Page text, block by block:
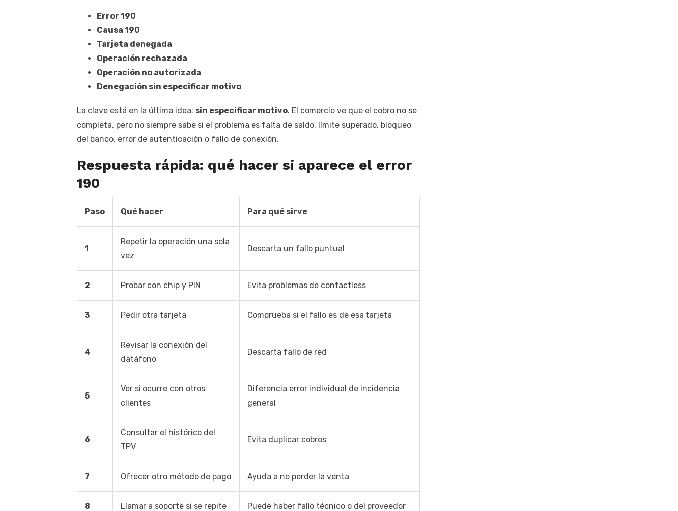
Error 190
Causa 190
Tarjeta denegada
Operación rechazada
Operación no autorizada
Denegación sin especificar motivo
La clave está en la última idea: sin especificar motivo. El comercio ve que el cobro no se
completa, pero no siempre sabe si el problema es falta de saldo, límite superado, bloqueo
del banco, error de autenticación o fallo de conexión.
Respuesta rápida: qué hacer si aparece el error
190
Paso Qué hacer Para qué sirve
1
Repetir la operación una sola
vez
Descarta un fallo puntual
2 Probar con chip y PIN Evita problemas de contactless
3 Pedir otra tarjeta Comprueba si el fallo es de esa tarjeta
4
Revisar la conexión del
datáfono
Descarta fallo de red
5
Ver si ocurre con otros
clientes
Diferencia error individual de incidencia
general
6
Consultar el histórico del
TPV
Evita duplicar cobros
7 Ofrecer otro método de pago Ayuda a no perder la venta
8 Llamar a soporte si se repite Puede haber fallo técnico o del proveedor